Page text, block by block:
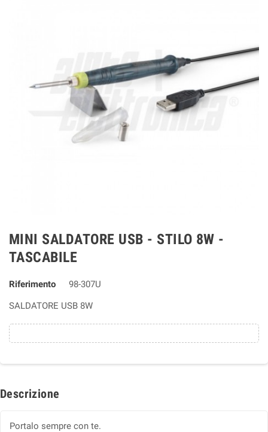
MINI SALDATORE USB - STILO 8W -
TASCABILE
Riferimento
98-307U
SALDATORE USB 8W
Descrizione
Portalo sempre con te.